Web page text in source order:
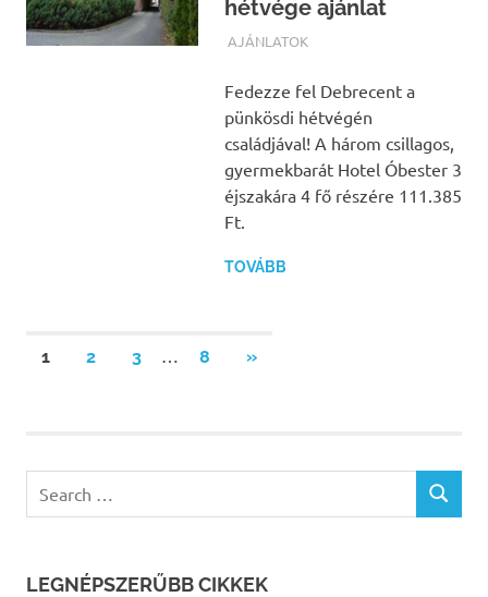
hétvége ajánlat
TERMALFURDOK.COM
AJÁNLATOK
Fedezze fel Debrecent a
pünkösdi hétvégén
családjával! A három csillagos,
gyermekbarát Hotel Óbester 3
éjszakára 4 fő részére 111.385
Ft.
TOVÁBB
Bejegyzések
1 2 3 … 8
NEXT
»
SEARCH
LEGNÉPSZERŰBB CIKKEK